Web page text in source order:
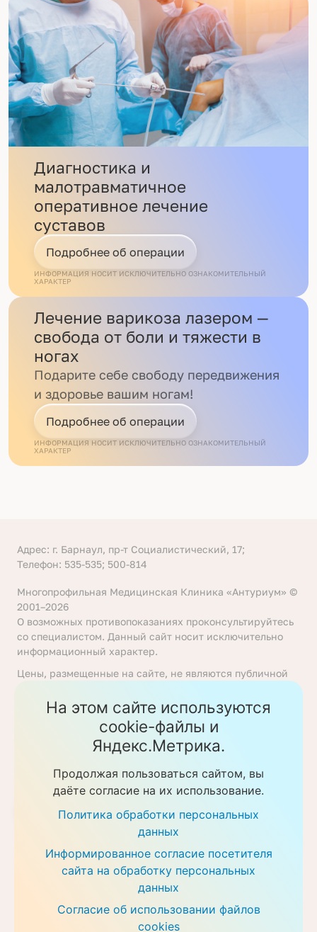
Диагностика и
малотравматичное
оперативное лечение
суставов
Подробнее об операции
ИНФОРМАЦИЯ НОСИТ ИСКЛЮЧИТЕЛЬНО ОЗНАКОМИТЕЛЬНЫЙ
ХАРАКТЕР
Лечение варикоза лазером —
свобода от боли и тяжести в
ногах
Подарите себе свободу передвижения
и здоровье вашим ногам!
Подробнее об операции
ИНФОРМАЦИЯ НОСИТ ИСКЛЮЧИТЕЛЬНО ОЗНАКОМИТЕЛЬНЫЙ
ХАРАКТЕР
Адрес: г. Барнаул, пр-т Социалистический, 17;
Телефон: 535-535; 500-814
Многопрофильная Медицинская Клиника «Антуриум» ©
2001–2026
О возможных противопоказаниях проконсультируйтесь
со специалистом. Данный сайт носит исключительно
информационный характер.
Цены, размещенные на сайте, не являются публичной
Гражданского кодекса Российской Федерации. Перед
получением услуги необходимо уточнять цены у
ответственных сотрудников клиники. Предоставление
услуг осуществляется на основании договора об
Политика обработки персональных данных
Скачать прайс-листы
На этом сайте используются
cookie-файлы и
Яндекс.Метрика.
Продолжая пользоваться сайтом, вы
даёте согласие на их использование.
Политика обработки персональных
данных
Информированное согласие посетителя
сайта на обработку персональных
данных
Согласие об использовании файлов
cookies